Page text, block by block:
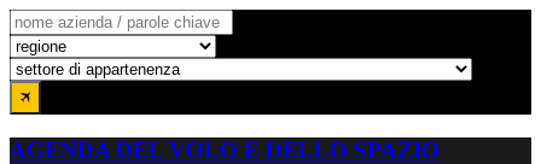
AGENDA DEL VOLO E DELLO SPAZIO